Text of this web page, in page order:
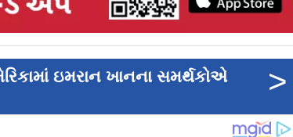
ઇમરાન ખાનના સમર્થકોએ
>